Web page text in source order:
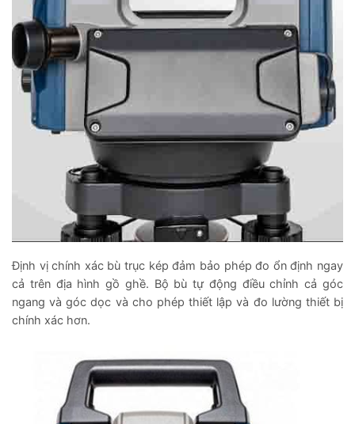
Định vị chính xác bù trục kép đảm bảo phép đo ổn định ngay
cả trên địa hình gồ ghề. Bộ bù tự động điều chỉnh cả góc
ngang và góc dọc và cho phép thiết lập và đo lường thiết bị
chính xác hơn.